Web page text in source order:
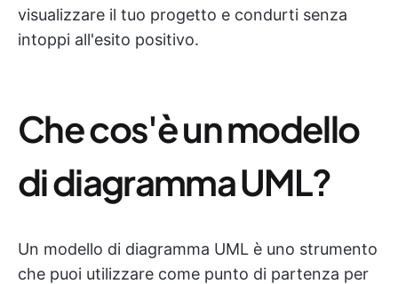
visualizzare il tuo progetto e condurti senza
intoppi all'esito positivo.
Che cos'è un modello
di diagramma UML?
Un modello di diagramma UML è uno strumento
che puoi utilizzare come punto di partenza per